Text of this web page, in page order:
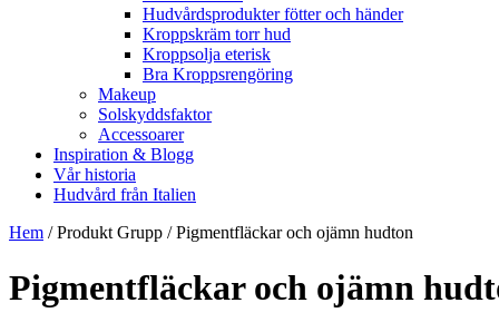
Hudvårdsprodukter fötter och händer
Kroppskräm torr hud
Kroppsolja eterisk
Bra Kroppsrengöring
Makeup
Solskyddsfaktor
Accessoarer
Inspiration & Blogg
Vår historia
Hudvård från Italien
Hem / Produkt Grupp / Pigmentfläckar och ojämn hudton
Pigmentfläckar och ojämn